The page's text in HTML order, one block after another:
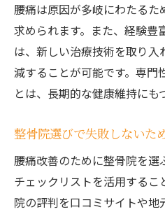
整骨院選びにおけ
整骨院の設備と環
信頼できる整骨院
整骨院選びでの注
腰痛治療が生活に
整骨院での治療後
日常生活における
整骨院での治療が
腰痛は原因が多岐にわたる
求められます。また、経験豊
は、新しい治療技術を取り
減することが可能です。専門
とは、長期的な健康維持にも
整骨院選びで失敗しないた
腰痛改善のために整骨院を
チェックリストを活用するこ
院の評判を口コミサイトや地